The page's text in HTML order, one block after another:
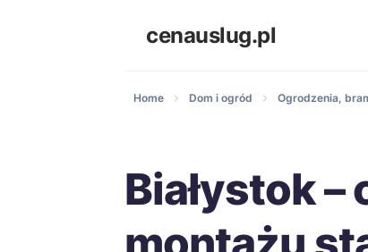
cenauslug.pl
Home Dom i ogród Ogrodzenia,
Białystok –